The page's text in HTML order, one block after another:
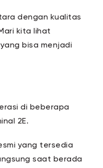
dengan kualitas
kita lihat
yang bisa menjadi
di beberapa
2E.
yang tersedia
saat berada